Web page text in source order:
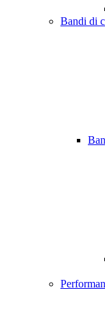
Bandi di